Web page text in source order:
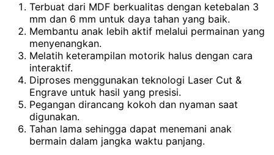
Terbuat dari MDF berkualitas dengan ketebalan 3
mm dan 6 mm untuk daya tahan yang baik.
Membantu anak lebih aktif melalui permainan yang
menyenangkan.
Melatih keterampilan motorik halus dengan cara
interaktif.
Diproses menggunakan teknologi Laser Cut &
Engrave untuk hasil yang presisi.
Pegangan dirancang kokoh dan nyaman saat
digunakan.
Tahan lama sehingga dapat menemani anak
bermain dalam jangka waktu panjang.